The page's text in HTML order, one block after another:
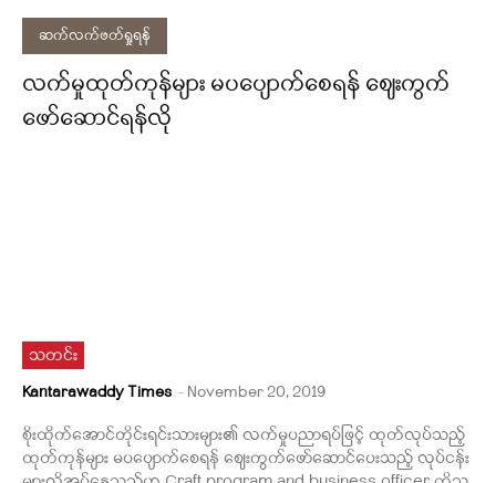
ဆက်လက်ဖတ်ရှုရန်
လက်မှုထုတ်ကုန်များ မပပျောက်စေရန် ဈေးကွက်
ဖော်ဆောင်ရန်လို
သတင်း
Kantarawaddy Times - November 20, 2019
စိုးထိုက်အောင်တိုင်းရင်းသားများ၏ လက်မှုပညာရပ်ဖြင့် ထုတ်လုပ်သည့်
ထုတ်ကုန်များ မပပျောက်စေရန် ဈေးကွက်ဖော်ဆောင်ပေးသည့် လုပ်ငန်း